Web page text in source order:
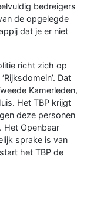
bedreigers
de opgelegde
dat je er niet
richt zich op
Dat
Kamerleden,
Het TBP krijgt
deze personen
Het Openbaar
sprake is van
het TBP de